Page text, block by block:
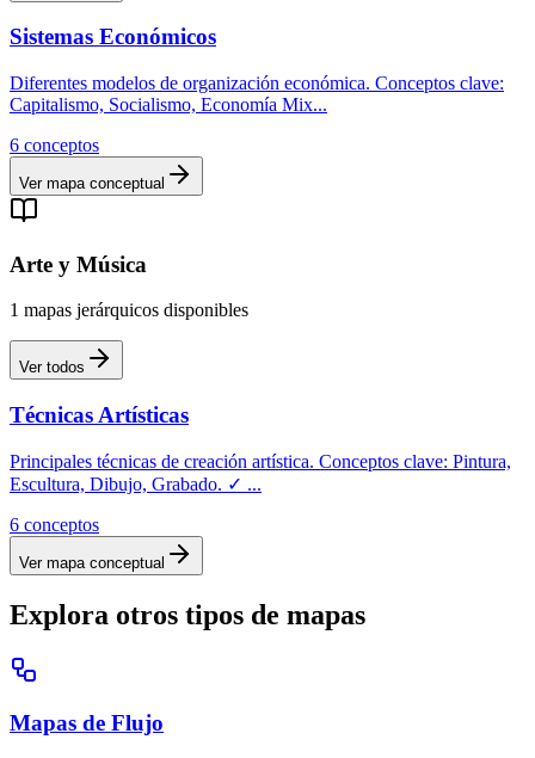
Sistemas Económicos
Diferentes modelos de organización económica. Conceptos clave:
Capitalismo, Socialismo, Economía Mix...
6 conceptos
Ver mapa conceptual
Arte y Música
1 mapas jerárquicos disponibles
Ver todos
Técnicas Artísticas
Principales técnicas de creación artística. Conceptos clave: Pintura,
Escultura, Dibujo, Grabado. ✓ ...
6 conceptos
Ver mapa conceptual
Explora otros tipos de mapas
Mapas de Flujo